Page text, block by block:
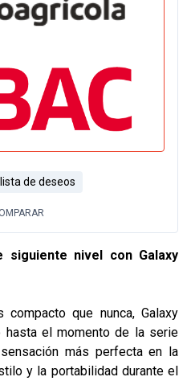
de deseos
siguiente nivel con Galaxy
compacto que nunca, Galaxy
el momento de la serie
más perfecta en la
y la portabilidad durante el